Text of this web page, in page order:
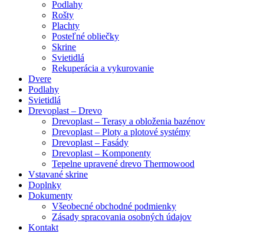
Podlahy
Rošty
Plachty
Posteľné obliečky
Skrine
Svietidlá
Rekuperácia a vykurovanie
Dvere
Podlahy
Svietidlá
Drevoplast – Drevo
Drevoplast – Terasy a obloženia bazénov
Drevoplast – Ploty a plotové systémy
Drevoplast – Fasády
Drevoplast – Komponenty
Tepelne upravené drevo Thermowood
Vstavané skrine
Doplnky
Dokumenty
Všeobecné obchodné podmienky
Zásady spracovania osobných údajov
Kontakt